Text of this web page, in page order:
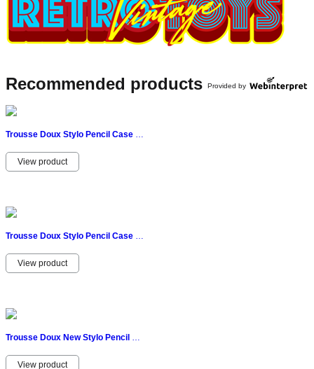
Recommended products Provided by
Trousse Doux Stylo Pencil Case Vintage Noir Ans 80 Figurine Géométrique Tuyau
View product
Trousse Doux Stylo Pencil Case Vintage Rouge Ans 80 Figurine Géométrique Tuyau
View product
Trousse Doux New Stylo Pencil Case Vintage Réglisse Blanc Ans 80 Zip
View product